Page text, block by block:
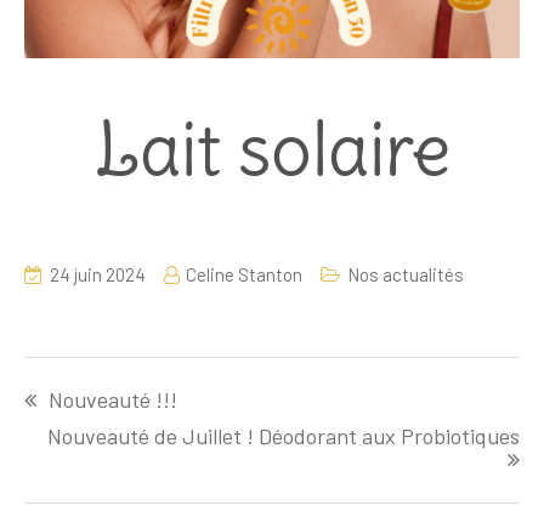
Lait solaire
24 juin 2024 Celine Stanton Nos actualités
Nouveauté !!!
Nouveauté de Juillet ! Déodorant aux Probiotiques